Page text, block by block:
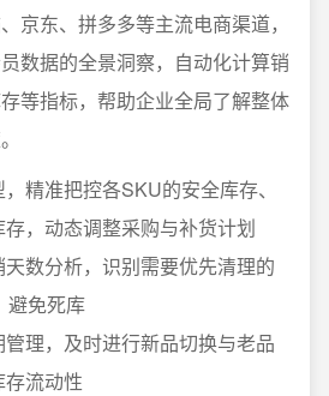
京东、拼多多等主流电商渠道，
数据的全景洞察，自动化计算销
等指标，帮助企业全局了解整体
精准把控各SKU的安全库存、
，动态调整采购与补货计划
数分析，识别需要优先清理的
避免死库
理，及时进行新品切换与老品
流动性